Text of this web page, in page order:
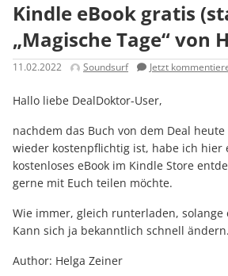
Kindle eBook gratis
„Magische Tage“ von
11.02.2022 Soundsurf Jetzt
Hallo liebe DealDoktor-User,
nachdem das Buch von dem Deal
wieder kostenpflichtig ist, habe ich hier
kostenloses eBook im Kindle Store
gerne mit Euch teilen möchte.
Wie immer, gleich runterladen, solange
Kann sich ja bekanntlich schnell ändern.
Author: Helga Zeiner